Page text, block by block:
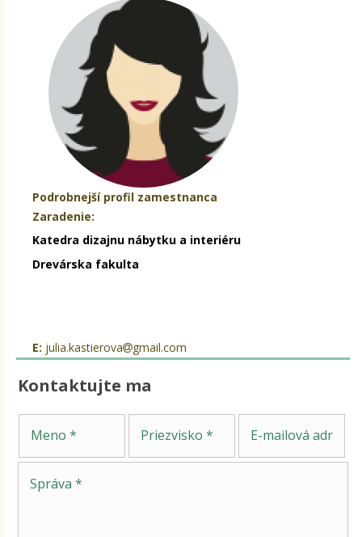
Podrobnejší profil zamestnanca
Zaradenie:
Katedra dizajnu nábytku a interiéru
Drevárska fakulta
E: julia.kastierova gmail.com
Kontaktujte ma